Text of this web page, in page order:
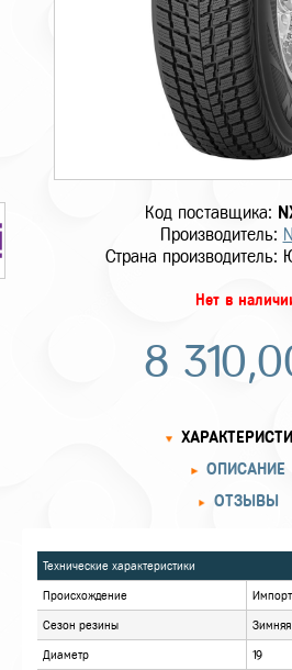
Код поставщика:
Производитель:
Страна производитель:
Нет в
8